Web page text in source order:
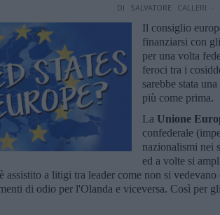
DI SALVATORE CALLERI -
Il consiglio
finanziarsi con
per una volta
feroci tra i
sarebbe stata
più come prima.
La Unione
confederale
nazionalismi nei
ed a volte si
assistito a litigi tra leader come non si
di odio per l'Olanda e viceversa. Così per